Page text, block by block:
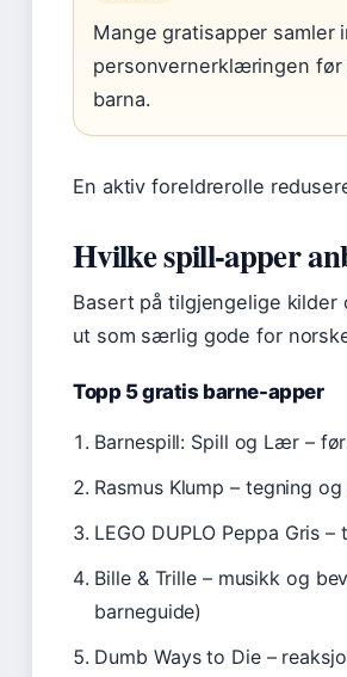
Mange gratisapper samler
personvernerklæringen
barna.
En aktiv foreldrerolle
Hvilke spill-apper
Basert på tilgjengelige
ut som særlig gode for
Topp 5 gratis barne-apper
Barnespill: Spill og Lær –
Rasmus Klump – tegning
LEGO DUPLO Peppa Gris
Bille & Trille – musikk og
barneguide)
Dumb Ways to Die –